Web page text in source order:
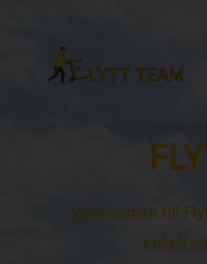
Välkommen till
enkelt